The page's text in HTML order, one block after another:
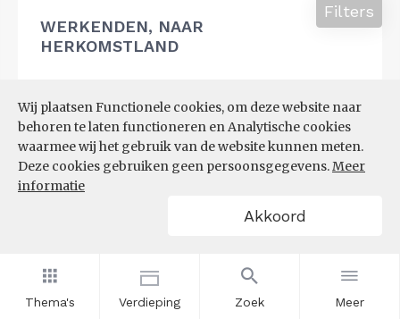
Thema's Verdieping Zoek Meer
Wij plaatsen Functionele cookies, om deze website naar
behoren te laten functioneren en Analytische cookies
waarmee wij het gebruik van de website kunnen meten.
Deze cookies gebruiken geen persoonsgegevens.Meer
informatie
Akkoord
WERKENDEN, NAAR
HERKOMSTLAND
Filters